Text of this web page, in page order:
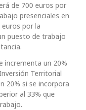
de 700 euros por
presenciales en
por la
puesto de trabajo
incrementa un 20%
Territorial
20% si se incorpora
al 33% que